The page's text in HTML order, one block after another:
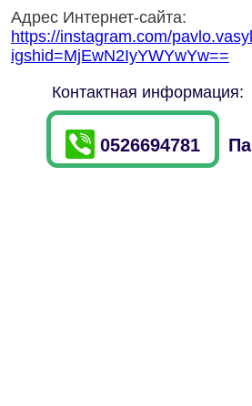
Адрес Интернет-сайта:
https://instagram.com/
igshid=MjEwN2IyYWYwYw==
Контактная информация:
0526694781